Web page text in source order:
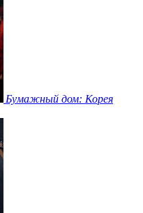
Бумажный дом: Корея